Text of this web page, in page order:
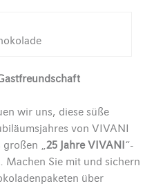
wir uns, diese süße
von VIVANI
großen „25 Jahre VIVANI“-
Machen Sie mit und sichern
über